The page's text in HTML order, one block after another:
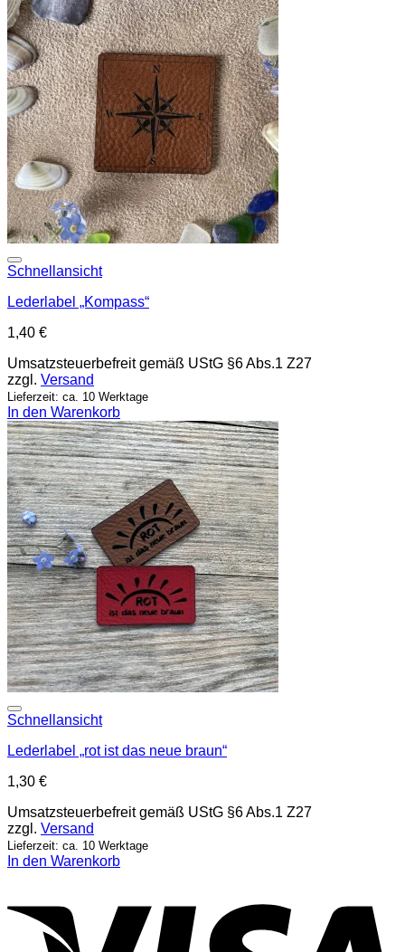
Schnellansicht
Lederlabel „Kompass“
1,40 €
Umsatzsteuerbefreit gemäß UStG §6 Abs.1 Z27
zzgl. Versand
Lieferzeit: ca. 10 Werktage
In den Warenkorb
Schnellansicht
Lederlabel „rot ist das neue braun“
1,30 €
Umsatzsteuerbefreit gemäß UStG §6 Abs.1 Z27
zzgl. Versand
Lieferzeit: ca. 10 Werktage
In den Warenkorb